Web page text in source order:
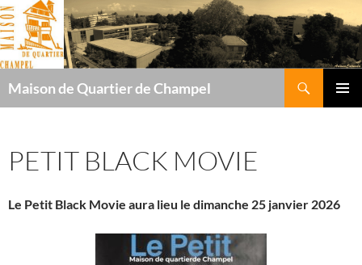
Maison de Quartier de Champel
PETIT BLACK MOVIE
Le Petit Black Movie aura lieu le dimanche 25 janvier 2026